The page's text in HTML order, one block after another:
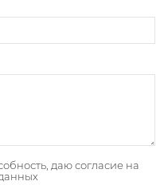
даюсогласие на